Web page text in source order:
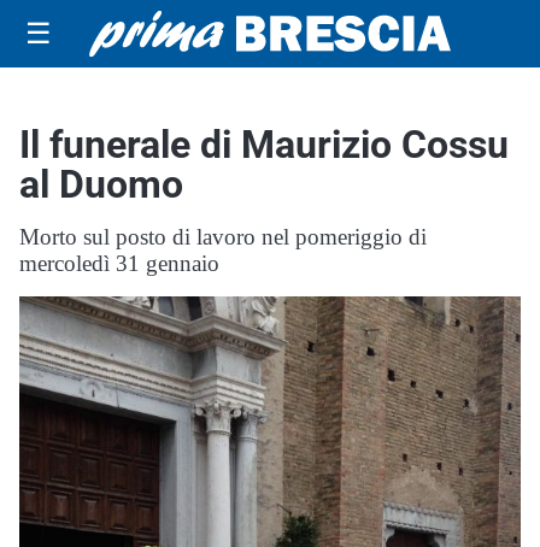
☰
Il funerale di Maurizio Cossu
al Duomo
Morto sul posto di lavoro nel pomeriggio di
mercoledì 31 gennaio